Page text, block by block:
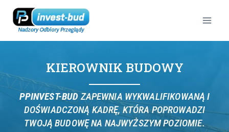
KIEROWNIK BUDOWY
PPINVEST-BUD ZAPEWNIA WYKWALIFIKOWANĄ I
DOŚWIADCZONĄ KADRĘ, KTÓRA POPROWADZI
TWOJĄ BUDOWĘ NA NAJWYŻSZYM POZIOMIE.